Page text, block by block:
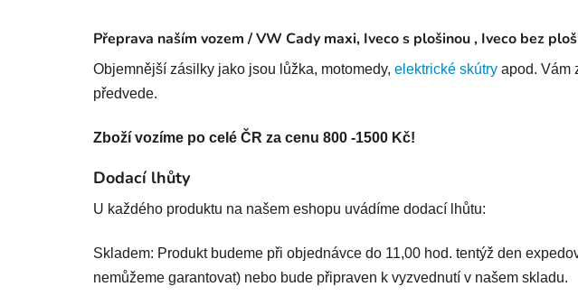
Přeprava naším vozem / VW Cady maxi, Iveco s plošinou , Iveco bez
Objemnější zásilky jako jsou lůžka, motomedy, elektrické skútry apod. Vám
předvede.
Zboží vozíme po celé ČR za cenu 800 -1500 Kč!
Dodací lhůty
U každého produktu na našem eshopu uvádíme dodací lhůtu:
Skladem: Produkt budeme při objednávce do 11,00 hod. tentýž den
nemůžeme garantovat) nebo bude připraven k vyzvednutí v našem skladu.